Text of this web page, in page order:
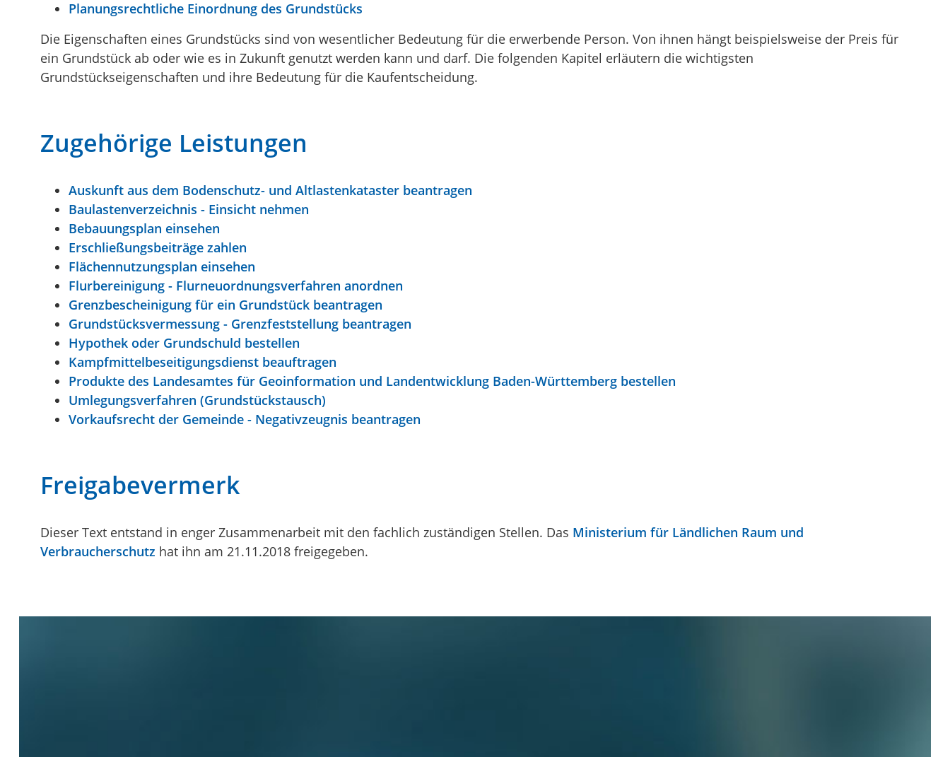
Planungsrechtliche Einordnung des Grundstücks
Die Eigenschaften eines Grundstücks sind von wesentlicher Bedeutung für die erwerbende Person. Von ihnen hängt beispielsweise der Preis für
ein Grundstück ab oder wie es in Zukunft genutzt werden kann und darf. Die folgenden Kapitel erläutern die wichtigsten
Grundstückseigenschaften und ihre Bedeutung für die Kaufentscheidung.
Zugehörige Leistungen
Auskunft aus dem Bodenschutz- und Altlastenkataster beantragen
Baulastenverzeichnis - Einsicht nehmen
Bebauungsplan einsehen
Erschließungsbeiträge zahlen
Flächennutzungsplan einsehen
Flurbereinigung - Flurneuordnungsverfahren anordnen
Grenzbescheinigung für ein Grundstück beantragen
Grundstücksvermessung - Grenzfeststellung beantragen
Hypothek oder Grundschuld bestellen
Kampfmittelbeseitigungsdienst beauftragen
Produkte des Landesamtes für Geoinformation und Landentwicklung Baden-Württemberg bestellen
Umlegungsverfahren (Grundstückstausch)
Vorkaufsrecht der Gemeinde - Negativzeugnis beantragen
Freigabevermerk
Dieser Text entstand in enger Zusammenarbeit mit den fachlich zuständigen Stellen. Das Ministerium für Ländlichen Raum und
Verbraucherschutz hat ihn am 21.11.2018 freigegeben.